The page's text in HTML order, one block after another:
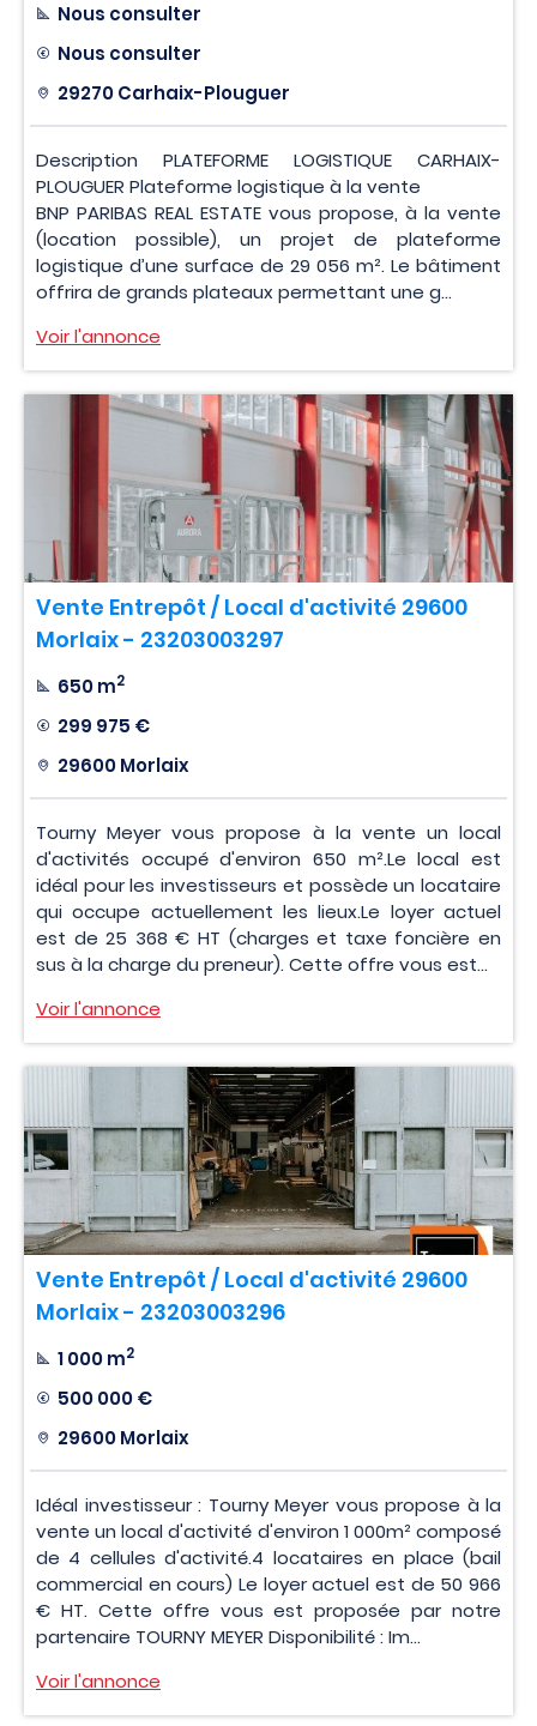
Nous consulter
Nous consulter
29270 Carhaix-Plouguer
Description PLATEFORME LOGISTIQUE CARHAIX-
PLOUGUER Plateforme logistique à la vente
BNP PARIBAS REAL ESTATE vous propose, à la vente
(location possible), un projet de plateforme
logistique d’une surface de 29 056 m². Le bâtiment
offrira de grands plateaux permettant une g...
Voir l'annonce
Vente Entrepôt / Local d'activité 29600
Morlaix - 23203003297
650 m2
299 975 €
29600 Morlaix
Tourny Meyer vous propose à la vente un local
d'activités occupé d'environ 650 m².Le local est
idéal pour les investisseurs et possède un locataire
qui occupe actuellement les lieux.Le loyer actuel
est de 25 368 € HT (charges et taxe foncière en
sus à la charge du preneur). Cette offre vous est...
Voir l'annonce
Vente Entrepôt / Local d'activité 29600
Morlaix - 23203003296
1 000 m2
500 000 €
29600 Morlaix
Idéal investisseur : Tourny Meyer vous propose à la
vente un local d'activité d'environ 1 000m² composé
de 4 cellules d'activité.4 locataires en place (bail
commercial en cours) Le loyer actuel est de 50 966
€ HT. Cette offre vous est proposée par notre
partenaire TOURNY MEYER Disponibilité : Im...
Voir l'annonce